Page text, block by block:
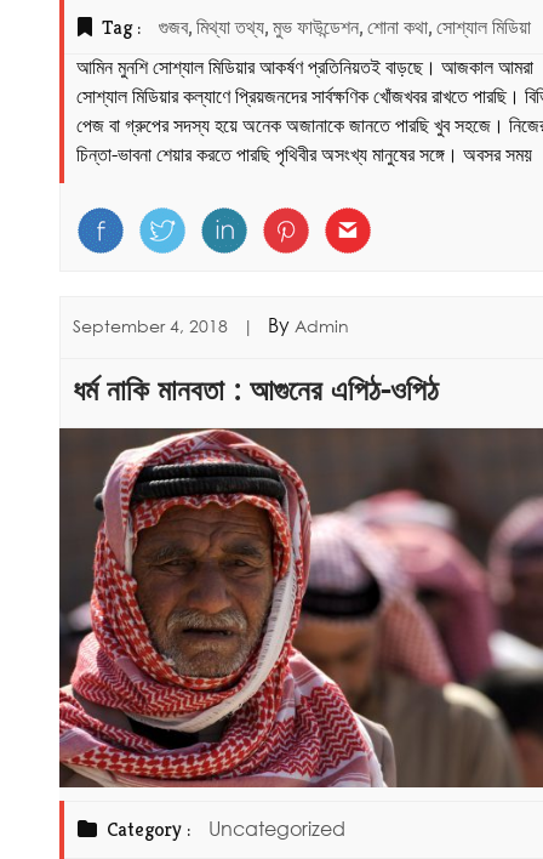
Tag : গুজব, মিথ্যা তথ্য, মুভ ফাউন্ডেশন, শোনা কথা, সোশ্যাল মিডিয়া
আমিন মুনশি সোশ্যাল মিডিয়ার আকর্ষণ প্রতিনিয়তই বাড়ছে। আজকাল আমরা
সোশ্যাল মিডিয়ার কল্যাণে প্রিয়জনদের সার্বক্ষণিক খোঁজখবর রাখতে পারছি।
পেজ বা গ্রুপের সদস্য হয়ে অনেক অজানাকে জানতে পারছি খুব সহজে।
চিন্তা-ভাবনা শেয়ার করতে পারছি পৃথিবীর অসংখ্য মানুষের সঙ্গে। অবসর সময়
September 4, 2018 By Admin
ধর্ম নাকি মানবতা : আগুনের এপিঠ-ওপিঠ
Category : Uncategorized